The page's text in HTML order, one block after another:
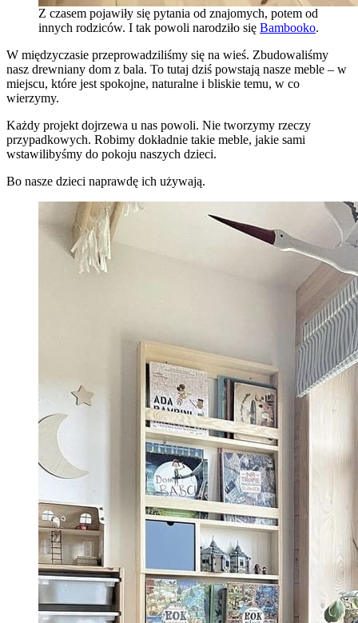
Z czasem pojawiły się pytania od znajomych, potem od
innych rodziców. I tak powoli narodziło się Bambooko.
W międzyczasie przeprowadziliśmy się na wieś. Zbudowaliśmy
nasz drewniany dom z bala. To tutaj dziś powstają nasze meble – w
miejscu, które jest spokojne, naturalne i bliskie temu, w co
wierzymy.
Każdy projekt dojrzewa u nas powoli. Nie tworzymy rzeczy
przypadkowych. Robimy dokładnie takie meble, jakie sami
wstawilibyśmy do pokoju naszych dzieci.
Bo nasze dzieci naprawdę ich używają.